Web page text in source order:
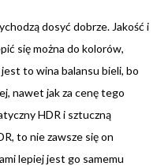
dosyć dobrze. Jakość i
się można do kolorów,
to wina balansu bieli, bo
nawet jak za cenę tego
HDR i sztuczną
to nie zawsze się on
lepiej jest go samemu